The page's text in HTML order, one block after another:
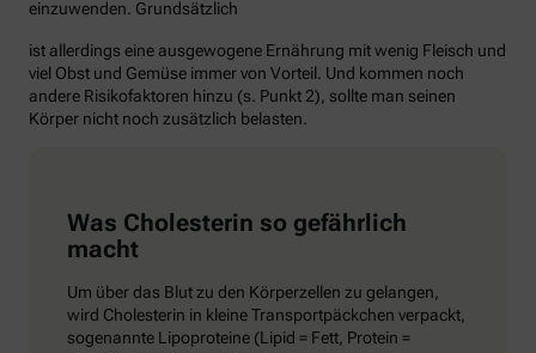
einzuwenden. Grundsätzlich
ist allerdings eine ausgewogene Ernährung mit wenig Fleisch und
viel Obst und Gemüse immer von Vorteil. Und kommen noch
andere Risikofaktoren hinzu (s. Punkt 2), sollte man seinen
Körper nicht noch zusätzlich belasten.
Was Cholesterin so gefährlich
macht
Um über das Blut zu den Körperzellen zu gelangen,
wird Cholesterin in kleine Transportpäckchen verpackt,
sogenannte Lipoproteine (Lipid = Fett, Protein =